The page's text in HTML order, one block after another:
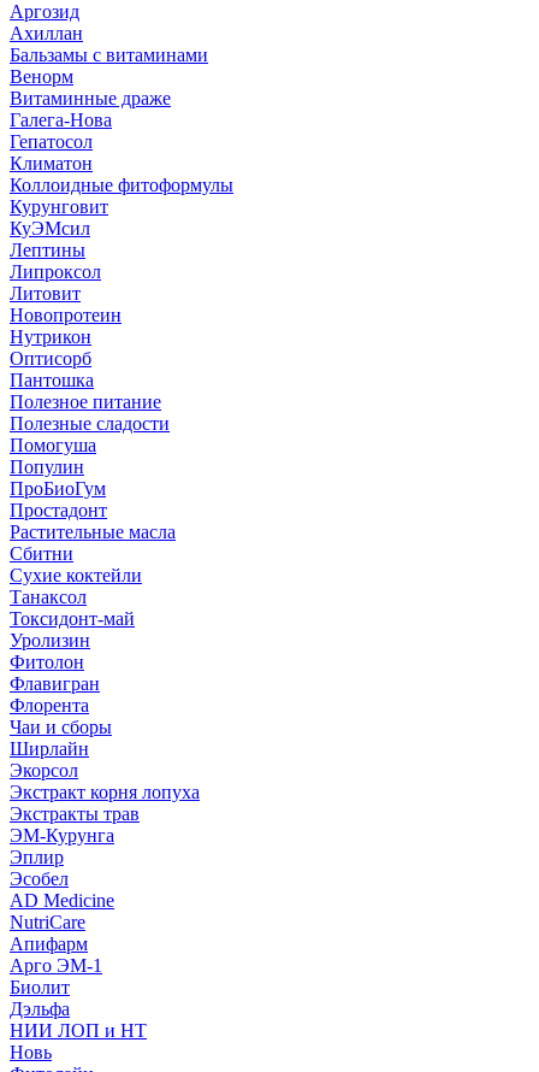
Аргозид
Ахиллан
Бальзамы с витаминами
Венорм
Витаминные драже
Галега-Нова
Гепатосол
Климатон
Коллоидные фитоформулы
Курунговит
КуЭМсил
Лептины
Липроксол
Литовит
Новопротеин
Нутрикон
Оптисорб
Пантошка
Полезное питание
Полезные сладости
Помогуша
Популин
ПроБиоГум
Простадонт
Растительные масла
Сбитни
Сухие коктейли
Танаксол
Токсидонт-май
Уролизин
Фитолон
Флавигран
Флорента
Чаи и сборы
Ширлайн
Экорсол
Экстракт корня лопуха
Экстракты трав
ЭМ-Курунга
Эплир
Эсобел
AD Medicine
NutriCare
Апифарм
Арго ЭМ-1
Биолит
Дэльфа
НИИ ЛОП и НТ
Новь